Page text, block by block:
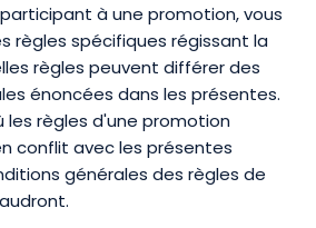
participant à une promotion, vous
règles spécifiques régissant la
règles peuvent différer des
énoncées dans les présentes.
les règles d'une promotion
conflit avec les présentes
générales des règles de